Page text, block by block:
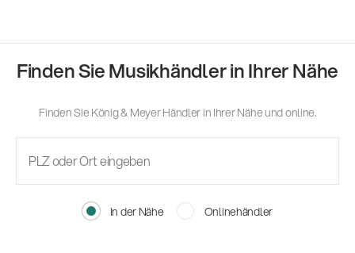
Finden Sie Musikhändler in Ihrer Nähe
Finden Sie König & Meyer Händler in Ihrer Nähe und online.
In der Nähe Onlinehändler